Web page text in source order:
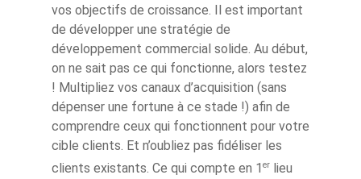
vos objectifs de croissance. Il est important
de développer une stratégie de
développement commercial solide. Au début,
on ne sait pas ce qui fonctionne, alors testez
! Multipliez vos canaux d’acquisition (sans
dépenser une fortune à ce stade !) afin de
comprendre ceux qui fonctionnent pour votre
cible clients. Et n’oubliez pas fidéliser les
clients existants. Ce qui compte en 1 er
lieu